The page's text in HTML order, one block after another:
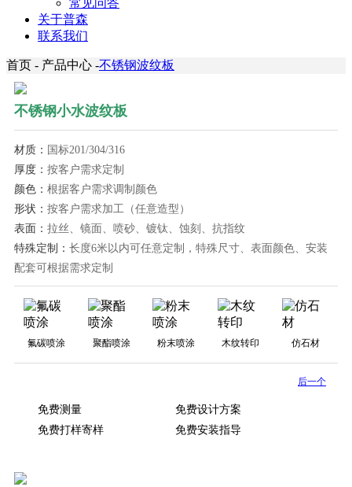
常见问答
关于普森
联系我们
首页 - 产品中心 -不锈钢波纹板
不锈钢小水波纹板
材质： 国标201/304/316
厚度： 按客户需求定制
颜色： 根据客户需求调制颜色
形状： 按客户需求加工（任意造型）
表面： 拉丝、镜面、喷砂、镀钛、蚀刻、抗指纹
特殊定制： 长度6米以内可任意定制，特殊尺寸、表面颜色、安装
配套可根据需求定制
氟碳喷涂 聚酯喷涂 粉末喷涂 木纹转印 仿石材
后一个
免费测量
免费设计方案
免费打样寄样
免费安装指导